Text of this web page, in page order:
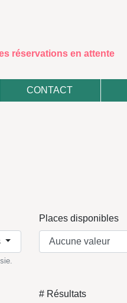
réservations en attente
CONTACT
Places disponibles
# Résultats